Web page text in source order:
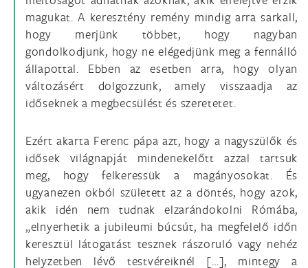
magukat. A keresztény remény mindig arra sarkall,
hogy merjünk többet, hogy nagyban
gondolkodjunk, hogy ne elégedjünk meg a fennálló
állapottal. Ebben az esetben arra, hogy olyan
változásért dolgozzunk, amely visszaadja az
időseknek a megbecsülést és szeretetet.
Ezért akarta Ferenc pápa azt, hogy a nagyszülők és
idősek világnapját mindenekelőtt azzal tartsuk
meg, hogy felkeressük a magányosokat. És
ugyanezen okból született az a döntés, hogy azok,
akik idén nem tudnak elzarándokolni Rómába,
„elnyerhetik a jubileumi búcsút, ha megfelelő időn
keresztül látogatást tesznek rászoruló vagy nehéz
helyzetben lévő testvéreiknél […], mintegy a